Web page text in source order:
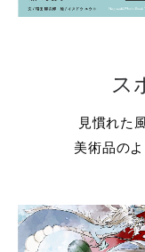
ス
見慣れた
美術品の